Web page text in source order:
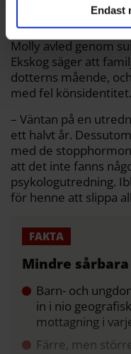
Endast
Såg inget hopp
Molly avled genom
Ekskog säger att
dotterns mående,
med fel könsidentitet.
– Väntan på en
ett halvt år.
med de
att det inte fanns
psykologutredning.
för henne att slippa
Mindre sårbara
Barn- och
in i nio
mottagning i
Färre, men